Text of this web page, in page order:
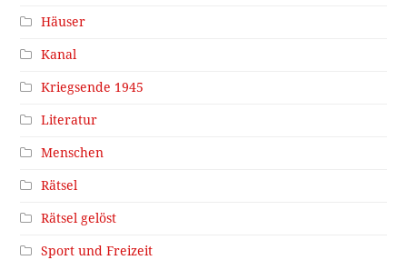
Häuser
Kanal
Kriegsende 1945
Literatur
Menschen
Rätsel
Rätsel gelöst
Sport und Freizeit